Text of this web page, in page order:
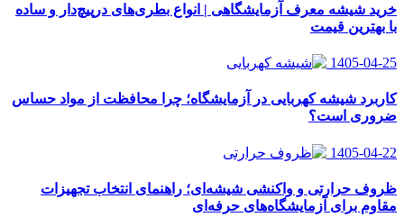
خرید شیشه معرف آزمایشگاهی | انواع بطری‌های در‌پیچ‌دار و ساده
با بهترین قیمت
1405-04-25
کاربرد شیشه کهربایی در آزمایشگاه؛ چرا محافظت از مواد حساس
ضروری است؟
1405-04-22
ظروف حرارتی و واکنشی شیشه‌ای؛ راهنمای انتخاب تجهیزات
مقاوم برای آزمایشگاه‌های حرفه‌ای